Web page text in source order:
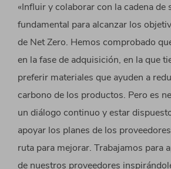
«Influir y colaborar con la cadena de
fundamental para alcanzar los
de Net Zero. Hemos comprobado
en la fase de adquisición, en la que
preferir materiales que ayuden a
carbono de los productos. Pero es
un diálogo continuo y estar
apoyar los planes de los
ruta para mejorar. Trabajamos para
de nuestros proveedores